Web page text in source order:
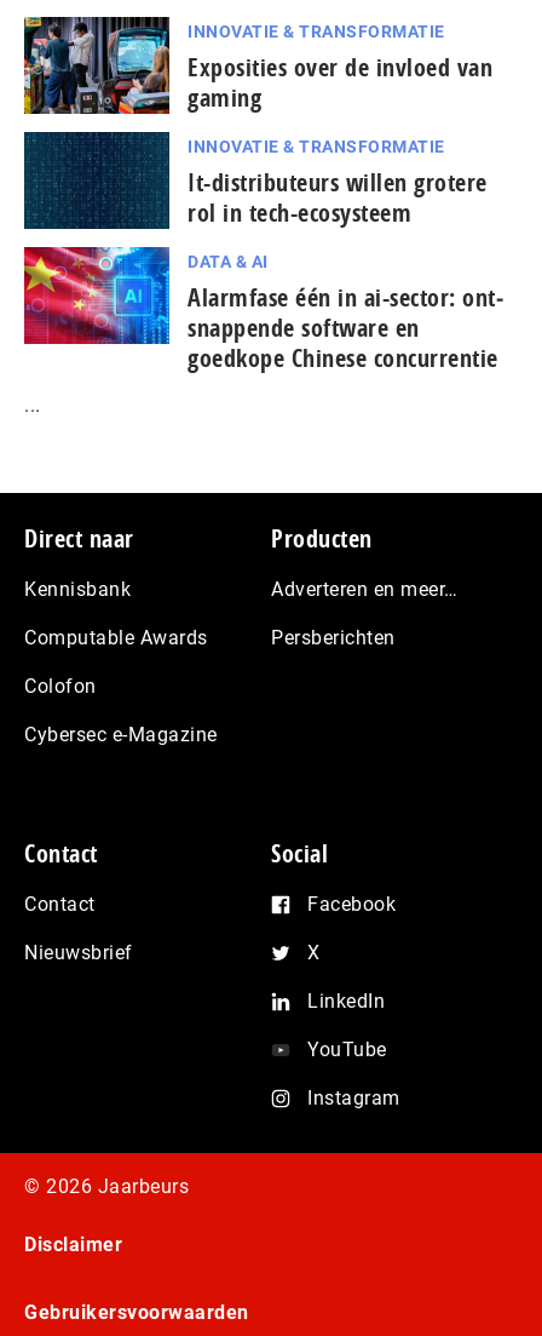
INNOVATIE & TRANSFORMATIE
Exposities over de invloed van
gaming
INNOVATIE & TRANSFORMATIE
It-dis­tri­bu­teurs willen grotere
rol in tech-ecosysteem
DATA & AI
Alarmfase één in ai-sector: ont­
snap­pen­de software en
goedkope Chinese con­cur­ren­tie
...
Footer
Direct naar
Kennisbank
Computable Awards
Colofon
Cybersec e-Magazine
Producten
Adverteren en meer…
Persberichten
Contact
Contact
Nieuwsbrief
Social
Facebook
X
LinkedIn
YouTube
Instagram
© 2026 Jaarbeurs
Disclaimer
Gebruikersvoorwaarden